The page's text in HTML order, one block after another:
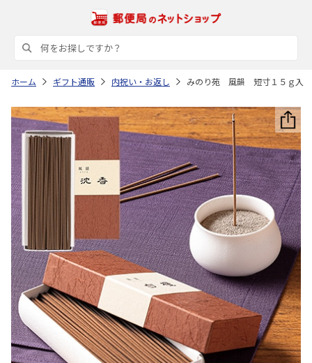
ホーム ギフト通販 内祝い・お返し みのり苑 風韻 短寸１５ｇ入